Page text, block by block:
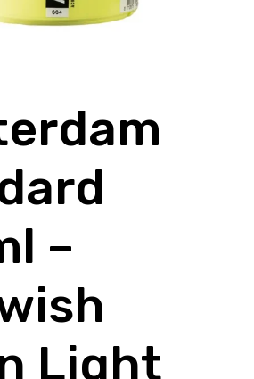
–
Light